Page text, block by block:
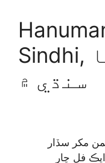
Sindhi, هنومان چاليسا
سنڌي ۾
مکر سڏار
فل چار